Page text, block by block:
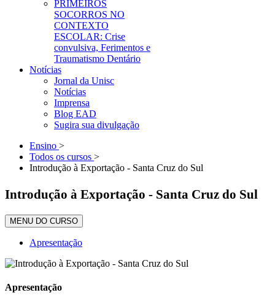
PRIMEIROS
SOCORROS NO
CONTEXTO
ESCOLAR: Crise
convulsiva, Ferimentos e
Traumatismo Dentário
Notícias
Jornal da Unisc
Notícias
Imprensa
Blog EAD
Sugira sua divulgação
Ensino >
Todos os cursos >
Introdução à Exportação - Santa Cruz do Sul
Introdução à Exportação - Santa Cruz do Sul
MENU DO CURSO
Apresentação
Apresentação